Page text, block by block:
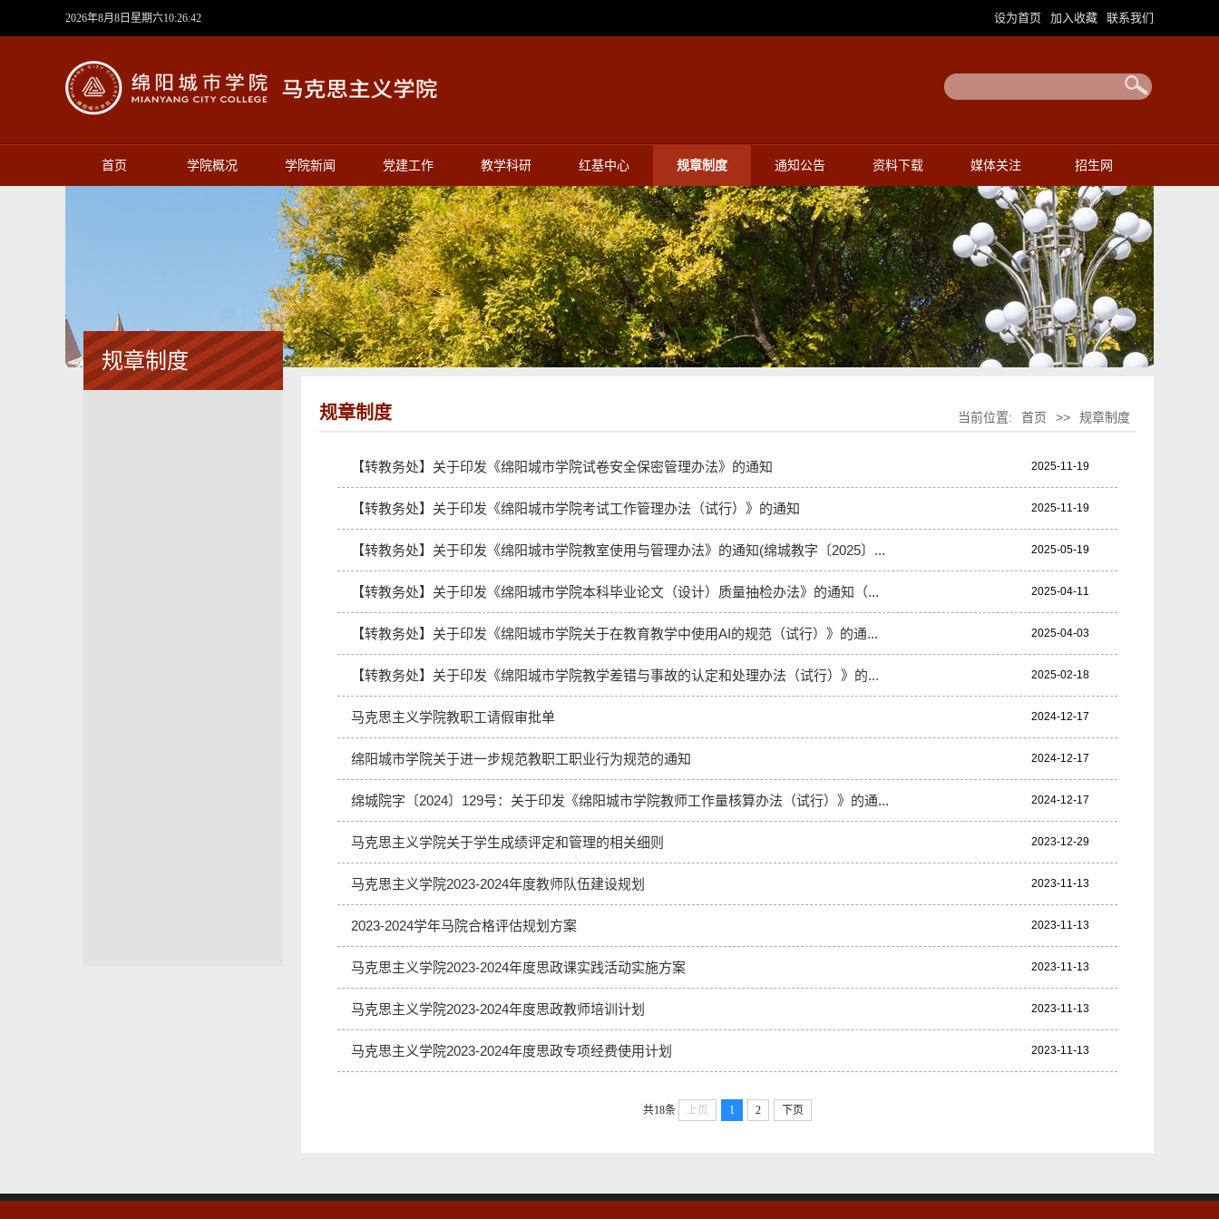
2026年8月8日星期六10:26:43 设为首页 加入收藏 联系我们
首页 学院概况 学院新闻 党建工作 教学科研 红基中心 规章制度 通知公告 资料下载 媒体关注 招生网
规章制度
规章制度 当前位置: 首页 >> 规章制度
【转教务处】关于印发《绵阳城市学院试卷安全保密管理办法》的通知 2025-11-19
【转教务处】关于印发《绵阳城市学院考试工作管理办法（试行）》的通知 2025-11-19
【转教务处】关于印发《绵阳城市学院教室使用与管理办法》的通知(绵城教字〔2025〕... 2025-05-19
【转教务处】关于印发《绵阳城市学院本科毕业论文（设计）质量抽检办法》的通知（... 2025-04-11
【转教务处】关于印发《绵阳城市学院关于在教育教学中使用AI的规范（试行）》的通... 2025-04-03
【转教务处】关于印发《绵阳城市学院教学差错与事故的认定和处理办法（试行）》的... 2025-02-18
马克思主义学院教职工请假审批单 2024-12-17
绵阳城市学院关于进一步规范教职工职业行为规范的通知 2024-12-17
绵城院字〔2024〕129号：关于印发《绵阳城市学院教师工作量核算办法（试行）》的通... 2024-12-17
马克思主义学院关于学生成绩评定和管理的相关细则 2023-12-29
马克思主义学院2023-2024年度教师队伍建设规划 2023-11-13
2023-2024学年马院合格评估规划方案 2023-11-13
马克思主义学院2023-2024年度思政课实践活动实施方案 2023-11-13
马克思主义学院2023-2024年度思政教师培训计划 2023-11-13
马克思主义学院2023-2024年度思政专项经费使用计划 2023-11-13
共18条 上页 1 2 下页